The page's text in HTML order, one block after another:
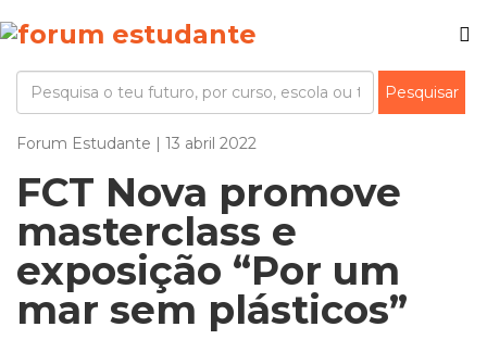
Forum Estudante | 13 abril 2022
FCT Nova promove
masterclass e
exposição “Por um
mar sem plásticos”